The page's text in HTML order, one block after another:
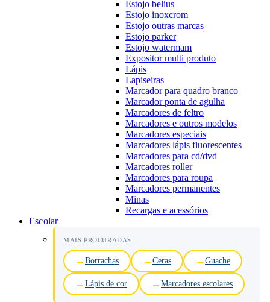
Estojo belius
Estojo inoxcrom
Estojo outras marcas
Estojo parker
Estojo watermam
Expositor multi produto
Lápis
Lapiseiras
Marcador para quadro branco
Marcador ponta de agulha
Marcadores de feltro
Marcadores e outros modelos
Marcadores especiais
Marcadores lápis fluorescentes
Marcadores para cd/dvd
Marcadores roller
Marcadores para roupa
Marcadores permanentes
Minas
Recargas e acessórios
Escolar
MAIS PROCURADAS
Borrachas Ceras Guache
Lápis de cor Marcadores escolares